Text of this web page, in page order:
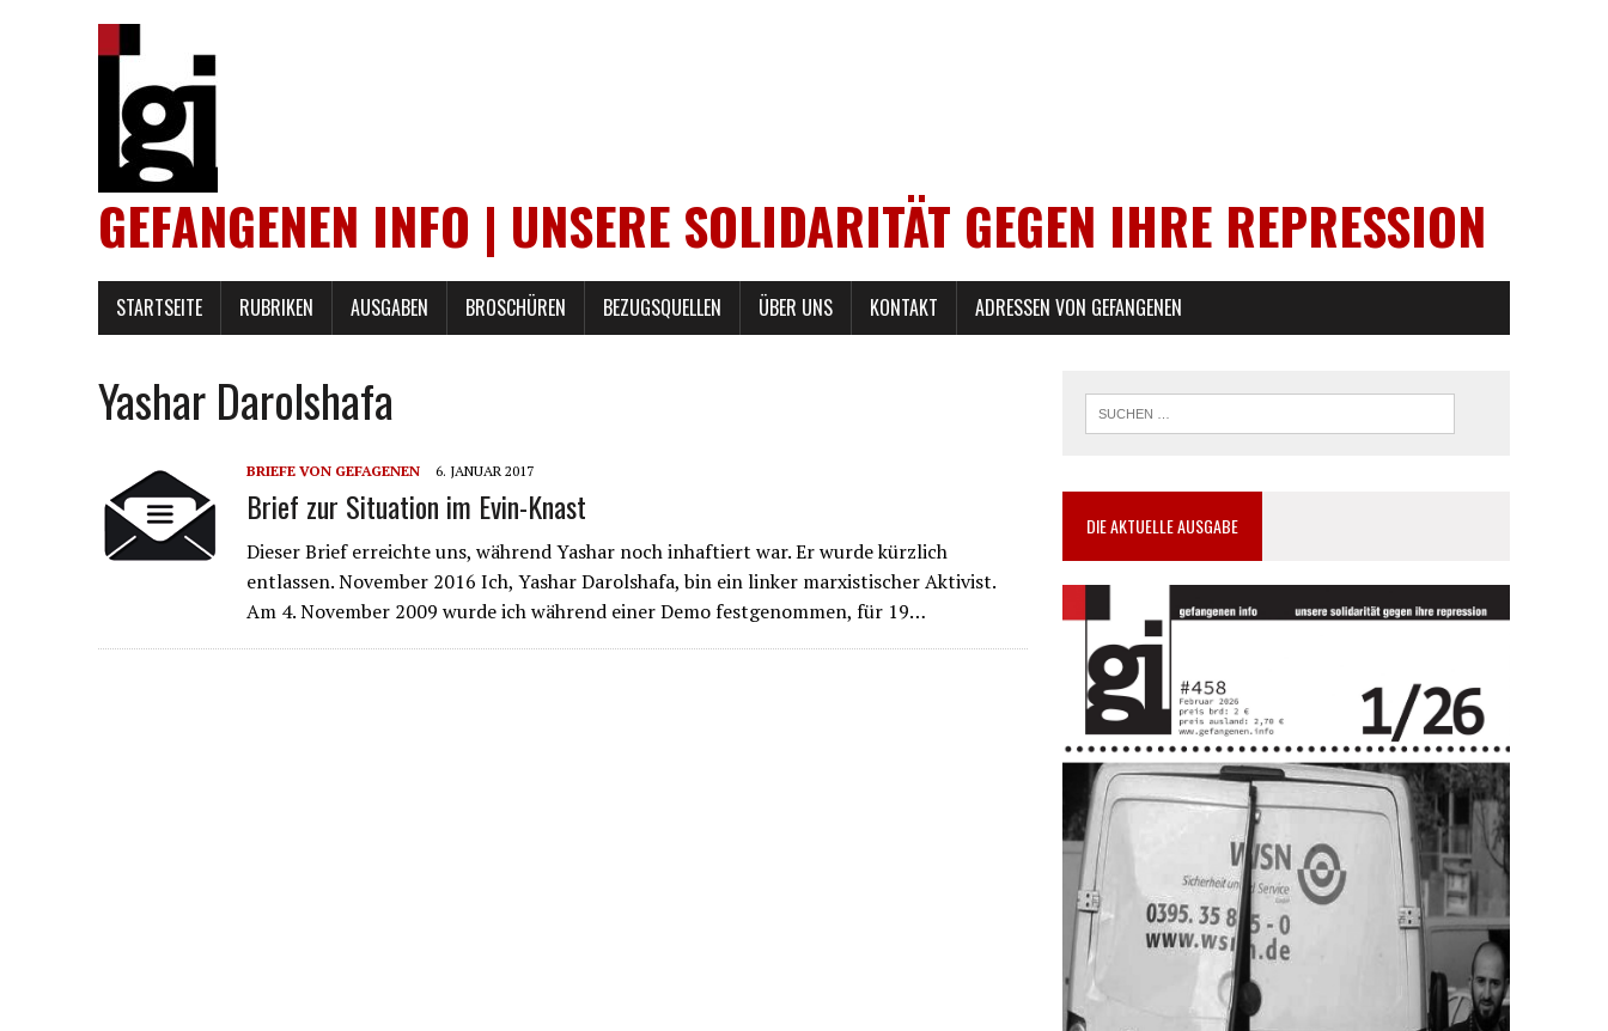
GEFANGENEN INFO | UNSERE SOLIDARITÄT GEGEN IHRE REPRESSION
STARTSEITE RUBRIKEN AUSGABEN BROSCHÜREN BEZUGSQUELLEN ÜBER UNS KONTAKT ADRESSEN VON GEFANGENEN
Yashar Darolshafa
BRIEFE VON GEFAGENEN 6. JANUAR 2017
Brief zur Situation im Evin-Knast
Dieser Brief erreichte uns, während Yashar noch inhaftiert war. Er wurde kürzlich
entlassen. November 2016 Ich, Yashar Darolshafa, bin ein linker marxistischer Aktivist.
Am 4. November 2009 wurde ich während einer Demo festgenommen, für 19…
DIE AKTUELLE AUSGABE